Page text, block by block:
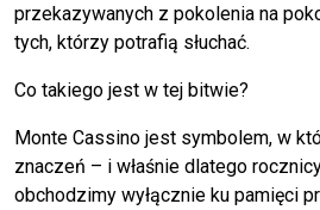
przekazywanych z pokolenia na
tych, którzy potrafią słuchać.
Co takiego jest w tej bitwie?
Monte Cassino jest symbolem, w
znaczeń – i właśnie dlatego
obchodzimy wyłącznie ku pamięci